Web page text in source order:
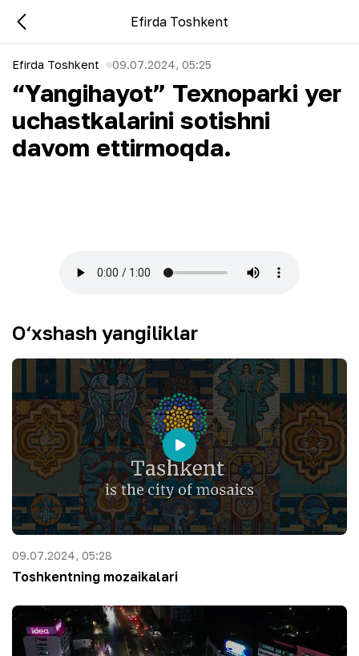
Efirda Toshkent
Efirda Toshkent 09.07.2024, 05:25
“Yangihayot” Texnoparki yer
uchastkalarini sotishni
davom ettirmoqda.
O‘xshash yangiliklar
09.07.2024, 05:28
Toshkentning mozaikalari